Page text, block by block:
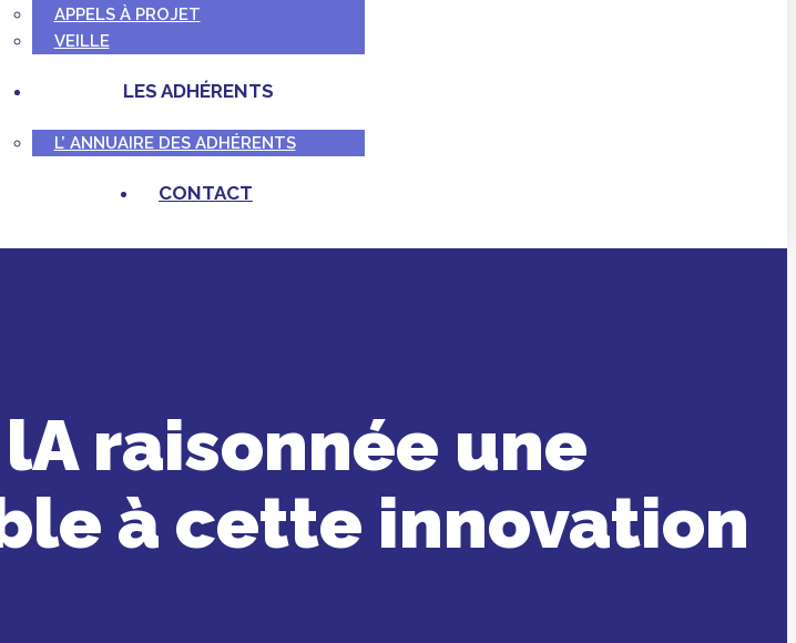
APPELS À PROJET
VEILLE
LES ADHÉRENTS
L’ ANNUAIRE DES ADHÉRENTS
CONTACT
raisonnée une
à cette innovation